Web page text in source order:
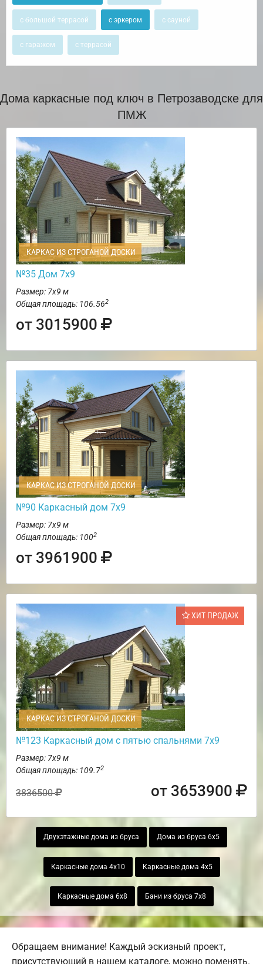
с большой террасой с эркером с сауной
с гаражом с террасой
Дома каркасные под ключ в Петрозаводске для
ПМЖ
КАРКАС ИЗ СТРОГАНОЙ ДОСКИ
№35 Дом 7х9
Размер: 7х9 м
Общая площадь: 106.562
от 3015900
КАРКАС ИЗ СТРОГАНОЙ ДОСКИ
№90 Каркасный дом 7х9
Размер: 7х9 м
Общая площадь: 1002
от 3961900
ХИТ ПРОДАЖ
КАРКАС ИЗ СТРОГАНОЙ ДОСКИ
№123 Каркасный дом с пятью спальнями 7х9
Размер: 7х9 м
Общая площадь: 109.72
3836500 от 3653900
Двухэтажные дома из бруса Дома из бруса 6х5
Каркасные дома 4х10 Каркасные дома 4х5
Каркасные дома 6х8 Бани из бруса 7х8
Обращаем внимание! Каждый эскизный проект,
присутствующий в нашем каталоге, можно поменять.